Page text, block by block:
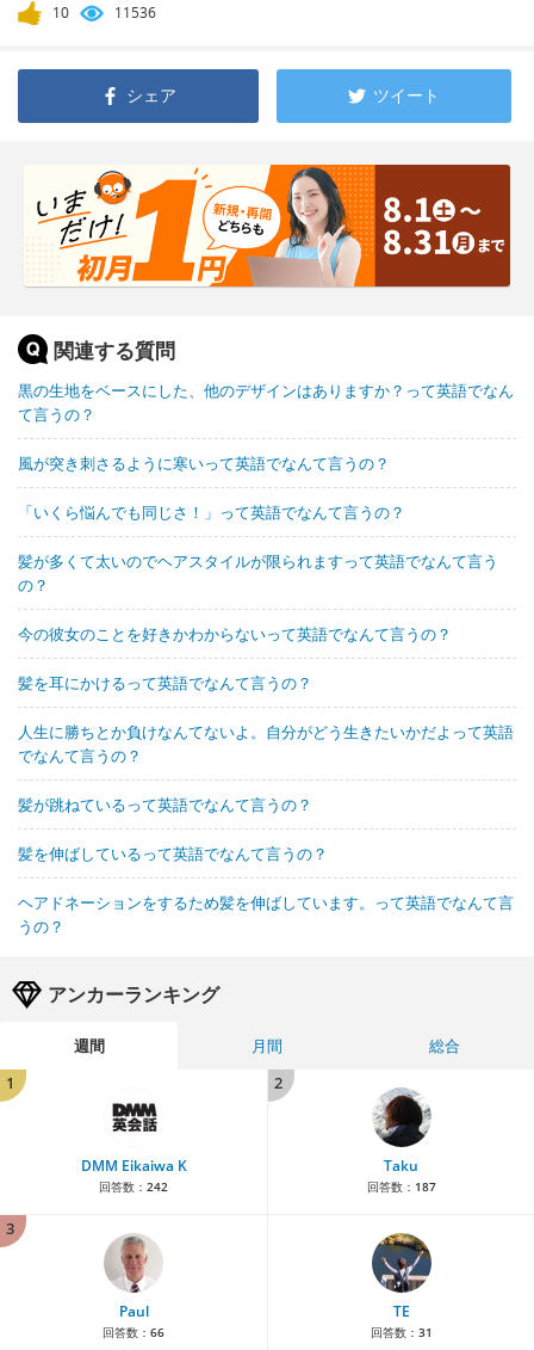
10 11536
シェア ツイート
関連する質問
黒の生地をベースにした、他のデザインはありますか？って英語でなん
て言うの？
風が突き刺さるように寒いって英語でなんて言うの？
「いくら悩んでも同じさ！」って英語でなんて言うの？
髪が多くて太いのでヘアスタイルが限られますって英語でなんて言う
の？
今の彼女のことを好きかわからないって英語でなんて言うの？
髪を耳にかけるって英語でなんて言うの？
人生に勝ちとか負けなんてないよ。自分がどう生きたいかだよって英語
でなんて言うの？
髪が跳ねているって英語でなんて言うの？
髪を伸ばしているって英語でなんて言うの？
ヘアドネーションをするため髪を伸ばしています。って英語でなんて言
うの？
アンカーランキング
週間 月間
総合
1
DMM Eikaiwa K
回答数： 242
2
Taku
回答数： 187
3
Paul
回答数： 66
TE
回答数： 31